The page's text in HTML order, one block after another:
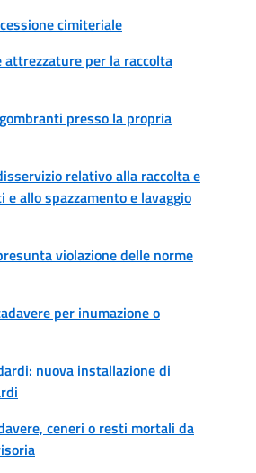
cimiteriale
attrezzature per la raccolta
presso la propria
relativo alla raccolta e
allo spazzamento e lavaggio
violazione delle norme
per inumazione o
nuova installazione di
ceneri o resti mortali da